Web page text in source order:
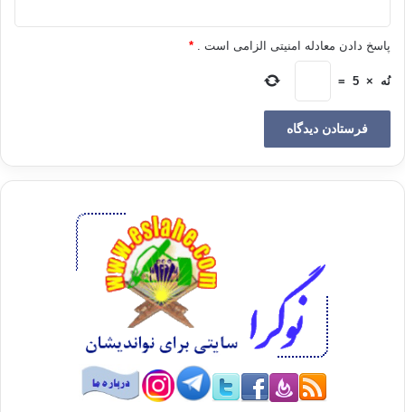
پاسخ دادن معادله امنیتی الزامی است . *
نُه ×
5
=